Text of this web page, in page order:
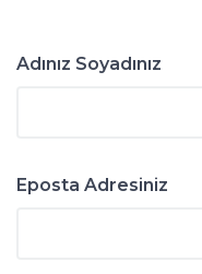
Adınız Soyadınız
Eposta Adresiniz